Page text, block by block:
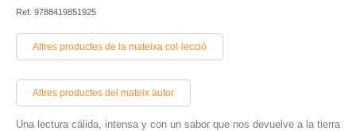
Ref. 9788419851925
Altres productes de la mateixa col·lecció
Altres productes del mateix autor
Una lectura cálida, intensa y con un sabor que nos devuelve a la tierra